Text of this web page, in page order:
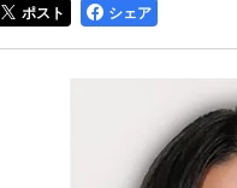
ポスト シェア